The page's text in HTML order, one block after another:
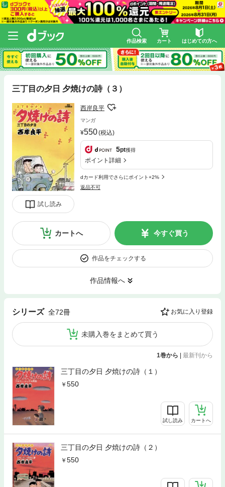
作品検索 カート はじめての方へ
三丁目の夕日 夕焼けの詩（３）
試し読み
西岸良平
マンガ
550(税込)
5pt獲得
ポイント詳細
dカード利用でさらにポイント+2%
返品不可
カートへ 今すぐ買う
作品をチェックする
作品情報へ
シリーズ 全72冊 お気に入り登録
未購入巻をまとめて買う
1巻から | 最新刊から
三丁目の夕日 夕焼けの詩（１）
550
試し読み カートへ
三丁目の夕日 夕焼けの詩（２）
550